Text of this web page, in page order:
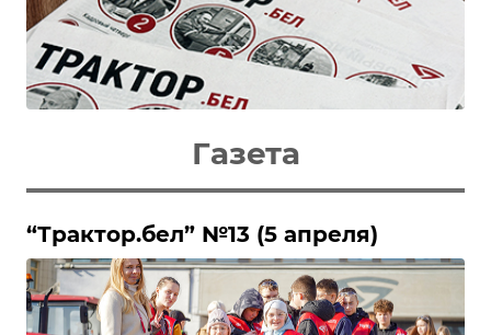
Газета
“Трактор.бел” №13 (5 апреля)